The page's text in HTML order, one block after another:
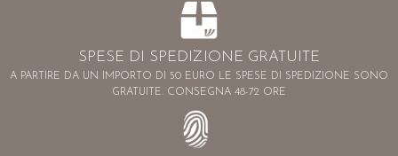
SPESE DI SPEDIZIONE GRATUITE
A PARTIRE DA UN IMPORTO DI 50 EURO LE SPESE DI SPEDIZIONE SONO
GRATUITE. CONSEGNA 48-72 ORE